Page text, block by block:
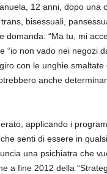
12 anni, dopo una
bisessuali,
“Ma tu, mi
“io non vado nei negozi
con le unghie smaltate
anche
applicando i
senti di essere in
una psichiatra che
a fine 2012 della